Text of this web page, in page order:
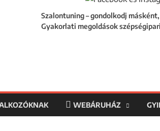
Szalontuning – gondolkodj
Gyakorlati megoldások
WEBÁRUHÁZ